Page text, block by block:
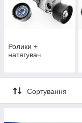
Ролики +
натягувач
Сортування